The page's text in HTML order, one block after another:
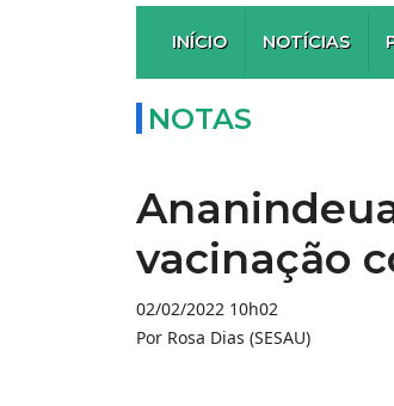
INÍCIO NOTÍCIAS
NOTAS
vacinação
02/02/2022 10h02
Por Rosa Dias (SESAU)